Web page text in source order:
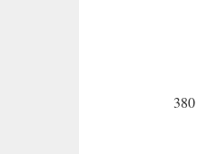
380